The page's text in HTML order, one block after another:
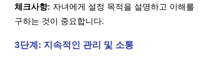
체크사항: 자녀에게 설정 목적을 설명하고 이해를
구하는 것이 중요합니다.
3단계: 지속적인 관리 및 소통